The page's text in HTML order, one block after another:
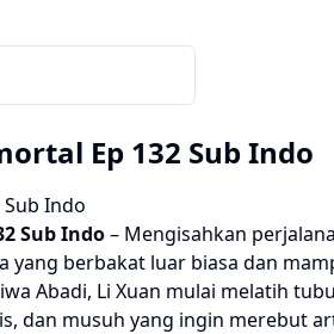
Ep 132 Sub Indo
Indo
Sub Indo– Mengisahkan
yang berbakat luar biasa dan
Abadi, Li Xuan mulai melatih
dan musuh yang ingin merebut